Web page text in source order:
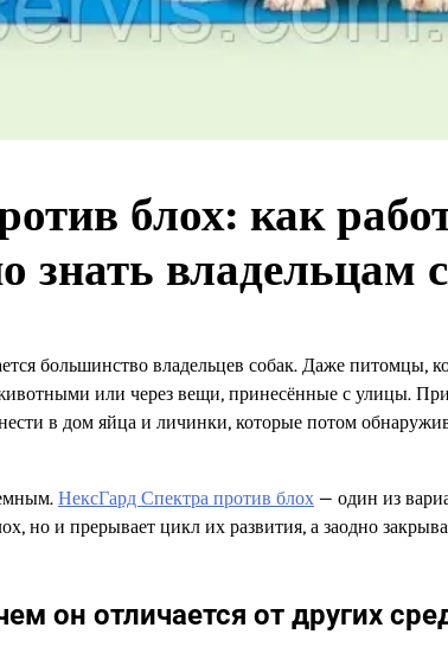
блох: как
знать владельцам
большинство владельцев собак. Даже питомцы,
животными или через вещи, принесённые с улицы.
в дом яйца и личинки, которые потом
НексГард Спектра против блох — один из
но и прерывает цикл их развития, а заодно
он отличается от других